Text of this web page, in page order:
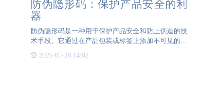
防伪隐形码：保护产品安全的利
器
防伪隐形码是一种用于保护产品安全和防止伪造的技
术手段。它通过在产品包装或标签上添加不可见的特
殊码，以实现产品的溯源和真伪鉴别。本文将介绍防
伪隐形码的原理、应用和优势，以及其在保护产品安
2026-05-28 14:02